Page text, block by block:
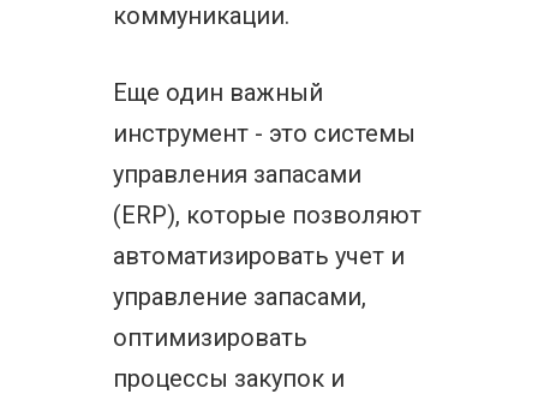
коммуникации.
Еще один важный
инструмент - это системы
управления запасами
(ERP), которые позволяют
автоматизировать учет и
управление запасами,
оптимизировать
процессы закупок и